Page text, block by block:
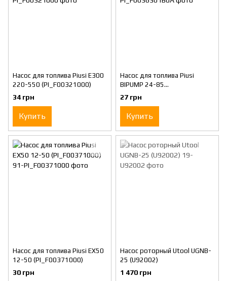
Насос для топлива Piusi Е300
220-550 (PI_F00321000)
34 грн
Купить
Насос для топлива Piusi
BIPUMP 24-85
(PI_F0036301B0A)
27 грн
Купить
Насос для топлива Piusi ЕХ50
12-50 (PI_F00371000)
30 грн
Насос роторный Utool UGNB-
25 (U92002)
1 470 грн